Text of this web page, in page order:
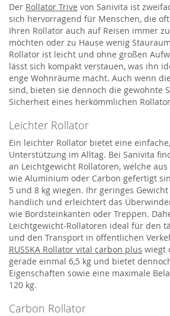
Der Rollator Trive von Sanivita ist
sich hervorragend für Menschen, die
Ihren Rollator auch auf Reisen immer
möchten oder zu Hause wenig
Rollator ist leicht und ohne großen
lässt sich kompakt verstauen, was ihn
enge Wohnräume macht. Auch wenn
sind, bieten sie dennoch die gewohnte
Sicherheit eines herkömmlichen
Leichter Rollator
Ein leichter Rollator bietet eine
Unterstützung im Alltag. Bei Sanivita
an Leichtgewicht Rollatoren, welche
wie Aluminium oder Carbon gefertigt
5 und 8 kg wiegen. Ihr geringes
handlich und erleichtert das
wie Bordsteinkanten oder Treppen.
Leichtgewicht-Rollatoren ideal für den
und den Transport in öffentlichen
RUSSKA Rollator vital carbon plus wiegt
gerade einmal 6,5 kg und bietet
Eigenschaften sowie eine maximale
120 kg.
Carbon Rollator